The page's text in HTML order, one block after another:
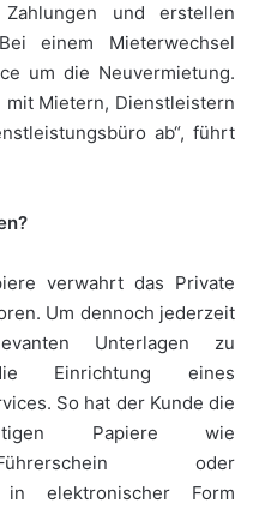
Zahlungen und erstellen
einem Mieterwechsel
um die Neuvermietung.
Mietern, Dienstleistern
ab“, führt
verwahrt das Private
Um dennoch jederzeit
Unterlagen zu
Einrichtung eines
So hat der Kunde die
Papiere wie
oder
in elektronischer Form